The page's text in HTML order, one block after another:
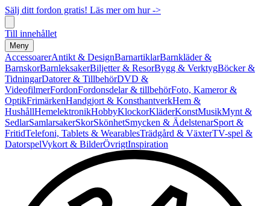
Sälj ditt fordon gratis! Läs mer om hur ->
Till innehållet
Meny
AccessoarerAntikt & DesignBarnartiklarBarnkläder &
BarnskorBarnleksakerBiljetter & ResorBygg & VerktygBöcker &
TidningarDatorer & TillbehörDVD &
VideofilmerFordonFordonsdelar & tillbehörFoto, Kameror &
OptikFrimärkenHandgjort & KonsthantverkHem &
HushållHemelektronikHobbyKlockorKläderKonstMusikMynt &
SedlarSamlarsakerSkorSkönhetSmycken & ÄdelstenarSport &
FritidTelefoni, Tablets & WearablesTrädgård & VäxterTV-spel &
DatorspelVykort & BilderÖvrigtInspiration